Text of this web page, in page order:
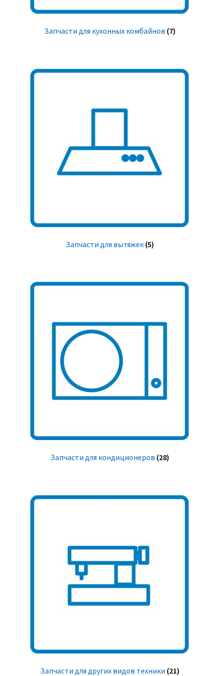
Запчасти для кухонных комбайнов (7)
Запчасти для вытяжек (5)
Запчасти для кондиционеров (28)
Запчасти для других видов техники (21)